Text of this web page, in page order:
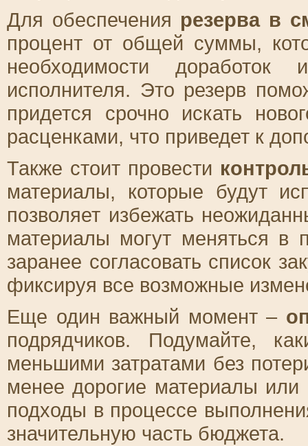
Для обеспечения резерва в
процент от общей суммы,
необходимости
исполнителя. Это резерв
придется срочно искать
расценками, что приведет к
Также стоит провести
материалы, которые будут
позволяет избежать
материалы могут меняться в
заранее согласовать список
фиксируя все возможные
Еще один важный момент –
подрядчиков. Подумайте,
меньшими затратами без
менее дорогие материалы
подходы в процессе
значительную часть бюджета.